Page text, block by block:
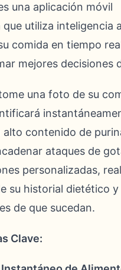
una aplicación móvil
que utiliza inteligencia
comida en tiempo
mejores decisiones
una foto de su
alto contenido de
ataques de
personalizadas,
su historial dietético
de que sucedan.
Clave: